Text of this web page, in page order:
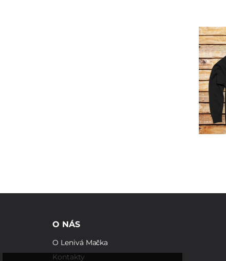
O NÁS
O Lenivá Mačka
Kontakty